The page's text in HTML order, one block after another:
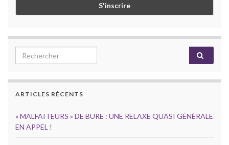
Search for:
ARTICLES RÉCENTS
« MALFAITEURS » DE BURE : UNE RELAXE QUASI GÉNÉRALE
EN APPEL !